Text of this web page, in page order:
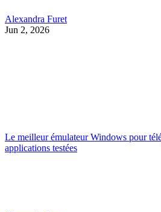
Alexandra Furet
Jun 2, 2026
Le meilleur émulateur Windows pour
applications testées